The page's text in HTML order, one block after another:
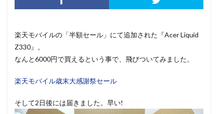
楽天モバイルの「半額セール」にて追加された『Acer Liquid
Z330』。
なんと6000円で買えるという事で、飛びついてみました。
楽天モバイル歳末大感謝祭セール
そして2日後には届きました。早い!